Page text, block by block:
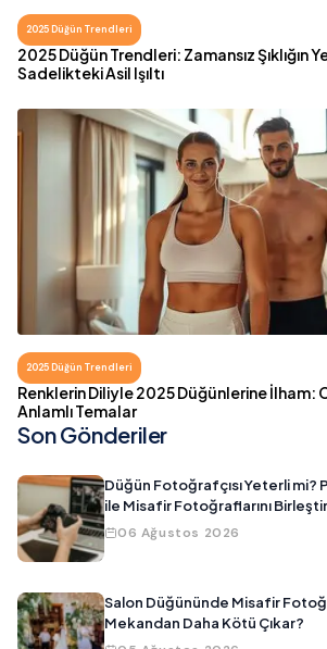
2025 Düğün Trendleri
2025 Düğün Trendleri: Zamansız Şıklığın
Sadelikteki Asil Işıltı
2025 Düğün Trendleri
Renklerin Diliyle 2025 Düğünlerine İlham:
Anlamlı Temalar
Son Gönderiler
Düğün Fotoğrafçısı Yeterli
ile Misafir Fotoğraflarını
06 Ağustos 2026
Salon Düğününde Misafir
Mekandan Daha Kötü Çıkar?